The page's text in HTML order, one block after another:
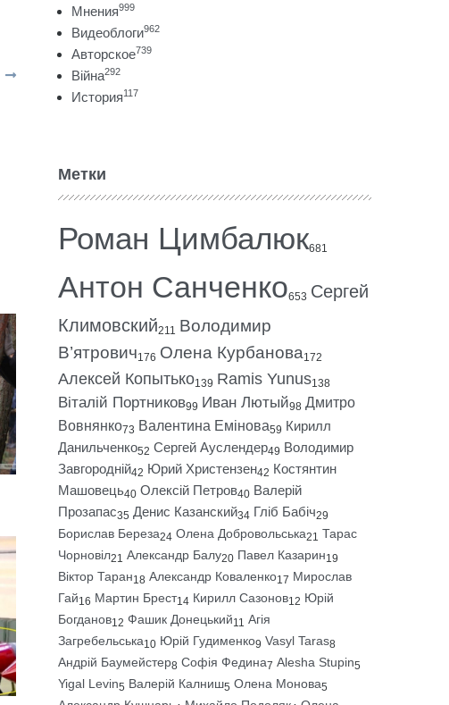
Мнения999
Видеоблоги962
Авторское739
Війна292
История117
Метки
Роман Цимбалюк681
Антон Санченко653 Сергей
Климовский211 Володимир
В’ятрович176 Олена Курбанова172
Алексей Копытько139 Ramis Yunus138
Віталій Портников99 Иван Лютый98 Дмитро
Вовнянко73 Валентина Емінова59 Кирилл
Данильченко52 Сергей Ауслендер49 Володимир
Завгородній42 Юрий Христензен42 Костянтин
Машовець40 Олексій Петров40 Валерій
Прозапас35 Денис Казанский34 Гліб Бабіч29
Борислав Береза24 Олена Добровольська21 Тарас
Чорновіл21 Александр Балу20 Павел Казарин19
Віктор Таран18 Александр Коваленко17 Мирослав
Гай16 Мартин Брест14 Кирилл Сазонов12 Юрій
Богданов12 Фашик Донецький11 Агія
Загребельська10 Юрій Гудименко9 Vasyl Taras8
Андрій Баумейстер8 Софія Федина7 Alesha Stupin5
Yigal Levin5 Валерій Калниш5 Олена Монова5